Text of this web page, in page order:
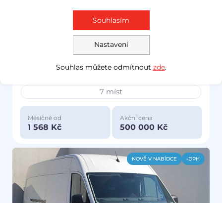
Peugeot Boxer2021
35 067 km
7 míst
Měsíčně od
1 568 Kč
Akční cena
500 000 Kč
NOVĚ V NABÍDCE -DPH
Nastavení
Souhlasím
Souhlas můžete odmítnout zde.